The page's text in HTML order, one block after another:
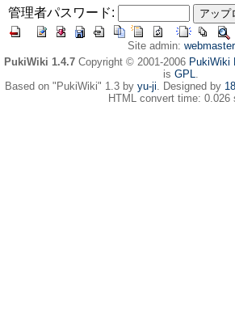
管理者パスワード:
Site admin: webmaster
PukiWiki 1.4.7 Copyright © 2001-2006 PukiWiki
is GPL.
Based on "PukiWiki" 1.3 by yu-ji. Designed by
HTML convert time: 0.026